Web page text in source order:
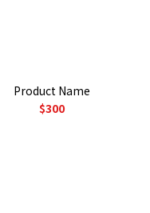
Product Name
$300